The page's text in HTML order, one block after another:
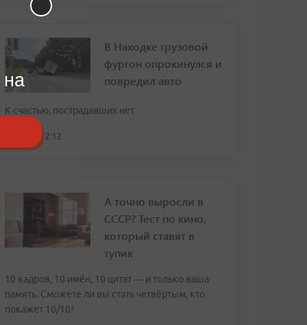
В Находке грузовой
фургон опрокинулся и
повредил авто
К счастью, пострадавших нет
сегодня, 12:12
А точно выросли в
СССР? Тест по кино,
который ставят в
тупик
10 кадров, 10 имён, 10 цитат — и только ваша
память. Сможете ли вы стать четвёртым, кто
покажет 10/10?